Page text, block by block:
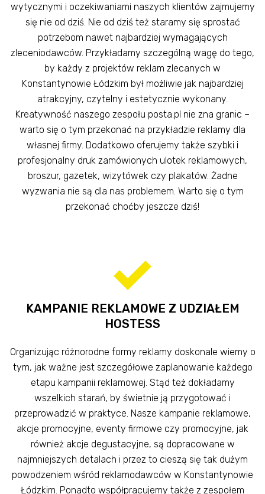
wytycznymi i oczekiwaniami naszych klientów zajmujemy
się nie od dziś. Nie od dziś też staramy się sprostać
potrzebom nawet najbardziej wymagających
zleceniodawców. Przykładamy szczególną wagę do tego,
by każdy z projektów reklam zlecanych w
Konstantynowie Łódzkim był możliwie jak najbardziej
atrakcyjny, czytelny i estetycznie wykonany.
Kreatywność naszego zespołu posta.pl nie zna granic –
warto się o tym przekonać na przykładzie reklamy dla
własnej firmy. Dodatkowo oferujemy także szybki i
profesjonalny druk zamówionych ulotek reklamowych,
broszur, gazetek, wizytówek czy plakatów. Żadne
wyzwania nie są dla nas problemem. Warto się o tym
przekonać choćby jeszcze dziś!
KAMPANIE REKLAMOWE Z UDZIAŁEM
HOSTESS
Organizując różnorodne formy reklamy doskonale wiemy o
tym, jak ważne jest szczegółowe zaplanowanie każdego
etapu kampanii reklamowej. Stąd też dokładamy
wszelkich starań, by świetnie ją przygotować i
przeprowadzić w praktyce. Nasze kampanie reklamowe,
akcje promocyjne, eventy firmowe czy promocyjne, jak
również akcje degustacyjne, są dopracowane w
najmniejszych detalach i przez to cieszą się tak dużym
powodzeniem wśród reklamodawców w Konstantynowie
Łódzkim. Ponadto współpracujemy także z zespołem